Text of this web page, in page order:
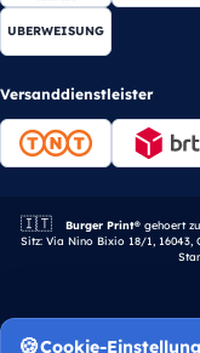
UBERWEISUNG
Versanddienstleister
🇮🇹 Italienisches
Burger Print®gehoert zu
Sitz: Via Nino Bixio 18/1, 16043,
Cookie-